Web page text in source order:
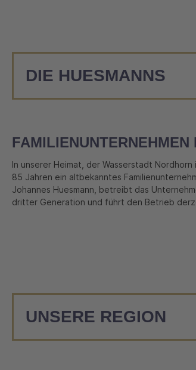
DIE HUESMANNS
In unserer Heimat, der Wasserstadt
85 Jahren ein altbekanntes
Johannes Huesmann, betreibt das
dritter Generation und führt den Betrieb
UNSERE REGION